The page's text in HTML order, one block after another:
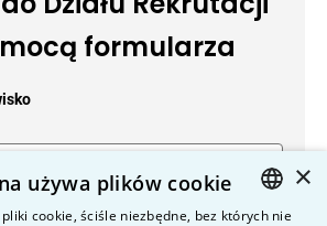
formularza
×
używa plików cookie
cookie, ściśle niezbędne, bez których nie